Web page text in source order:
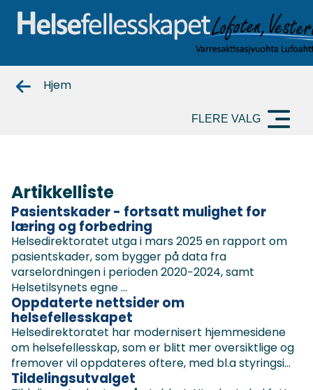
Helsefellesskapet-
Hjem
FLERE VALG
Artikkelliste
Pasientskader - fortsatt mulighet for
læring og forbedring
Helsedirektoratet utga i mars 2025 en rapport om
pasientskader, som bygger på data fra
varselordningen i perioden 2020−2024, samt
Helsetilsynets egne ...
Oppdaterte nettsider om
helsefellesskapet
Helsedirektoratet har modernisert hjemmesidene
om helsefellesskap, som er blitt mer oversiktlige og
fremover vil oppdateres oftere, med bl.a styringsi...
Tildelingsutvalget